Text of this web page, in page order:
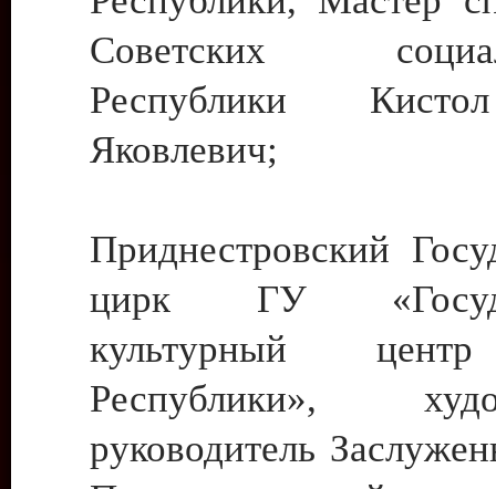
Советских
Республики
Яковлевич;
Приднестровский
цирк ГУ
культурный
Республики»,
руководитель